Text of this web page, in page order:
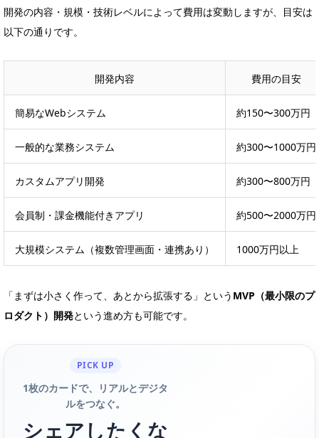
開発の内容・規模・技術レベルによって費用は変動しますが、目安は
以下の通りです。
開発内容 費用の目安
簡易なWebシステム 約150〜300万円
一般的な業務システム 約300〜1000万円
カスタムアプリ開発 約300〜800万円
会員制・課金機能付きアプリ 約500〜2000万円
大規模システム（複数管理画面・連携あり） 1000万円以上
「まずは小さく作って、あとから拡張する」という MVP（最小限のプ
ロダクト）開発という進め方も可能です。
PICK UP
1枚のカードで、リアルとデジタ
ルをつなぐ。
シェアしたくな